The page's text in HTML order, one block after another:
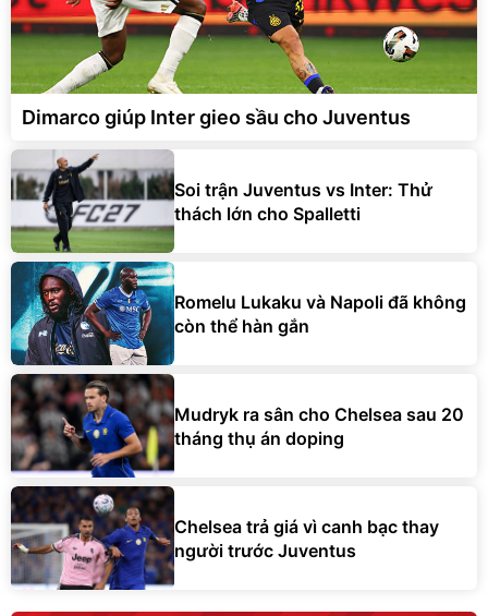
Dimarco giúp Inter gieo sầu cho Juventus
Soi trận Juventus vs Inter: Thử
thách lớn cho Spalletti
Romelu Lukaku và Napoli đã không
còn thể hàn gắn
Mudryk ra sân cho Chelsea sau 20
tháng thụ án doping
Chelsea trả giá vì canh bạc thay
người trước Juventus